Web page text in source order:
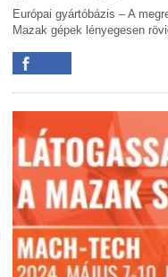
Európai gyártóbázis – A
Mazak gépek lényegesen